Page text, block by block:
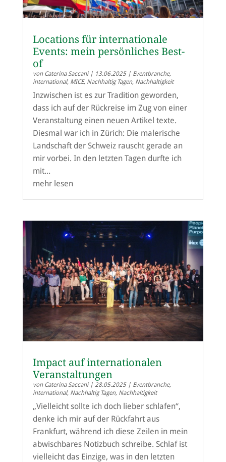
Locations für internationale
Events: mein persönliches Best-
of
von Caterina Saccani| 13.06.2025| Eventbranche,
international, MICE, Nachhaltig Tagen, Nachhaltigkeit
Inzwischen ist es zur Tradition geworden,
dass ich auf der Rückreise im Zug von einer
Veranstaltung einen neuen Artikel texte.
Diesmal war ich in Zürich: Die malerische
Landschaft der Schweiz rauscht gerade an
mir vorbei. In den letzten Tagen durfte ich
mit...
mehr lesen
Impact auf internationalen
Veranstaltungen
von Caterina Saccani| 28.05.2025| Eventbranche,
international, Nachhaltig Tagen, Nachhaltigkeit
„Vielleicht sollte ich doch lieber schlafen“,
denke ich mir auf der Rückfahrt aus
Frankfurt, während ich diese Zeilen in mein
abwischbares Notizbuch schreibe. Schlaf ist
vielleicht das Einzige, was in den letzten